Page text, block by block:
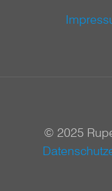
© 2025